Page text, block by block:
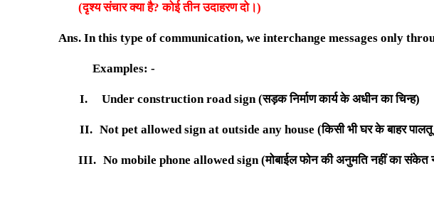
(दृश्य संचार क्या है? कोई तीन उदाहरण दो।)
Ans. In this type of communication, we interchange messages only
Examples: -
I. Under construction road sign(सड़क निर्माण कार्य के अधीन का चिन्ह)
II. Not pet allowed sign at outside any house (किसी भी घर के बाहर
III. No mobile phone allowed sign (मोबाईल फोन की अनुमति नहीं का संकेत